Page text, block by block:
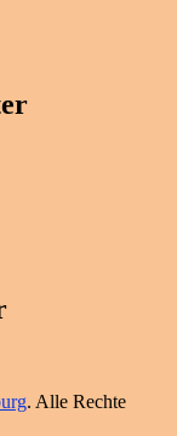
. Alle Rechte